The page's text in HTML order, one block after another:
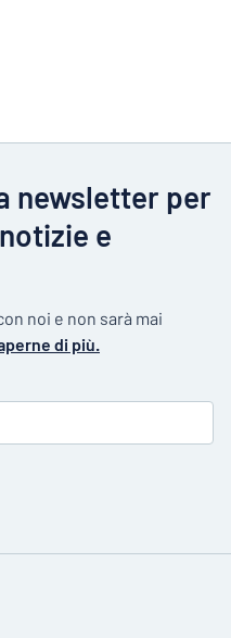
newsletter per
e
noi e non sarà mai
di più.